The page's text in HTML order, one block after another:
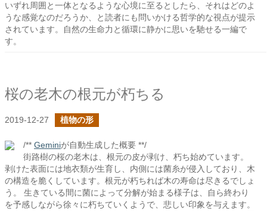
いずれ周囲と一体となるような心境に至るとしたら、それはどのよ
うな感覚なのだろうか、と読者にも問いかける哲学的な視点が提示
されています。自然の生命力と循環に静かに思いを馳せる一編で
す。
桜の老木の根元が朽ちる
2019-12-27 植物の形
/** Geminiが自動生成した概要 **/
街路樹の桜の老木は、根元の皮が剥け、朽ち始めています。
剥けた表面には地衣類が生育し、内側には菌糸が侵入しており、木
の構造を脆くしています。根元が朽ちれば木の寿命は尽きるでしょ
う。 生きている間に菌によって分解が始まる様子は、自ら終わり
を予感しながら徐々に朽ちていくようで、悲しい印象を与えます。